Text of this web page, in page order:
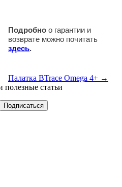
Подробно о гарантии и
возврате можно почитать
здесь.
Палатка BTrace Omega 4+ →
статьи